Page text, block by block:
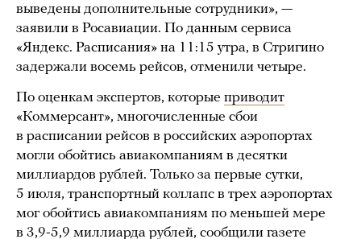
выведены дополнительные сотрудники», —
заявили в Росавиации. По данным сервиса
«Яндекс. Расписания» на 11:15 утра, в Стригино
задержали восемь рейсов, отменили четыре.
По оценкам экспертов, которые приводит
«Коммерсант», многочисленные сбои
в расписании рейсов в российских аэропортах
могли обойтись авиакомпаниям в десятки
миллиардов рублей. Только за первые сутки,
5 июля, транспортный коллапс в трех аэропортах
мог обойтись авиакомпаниям по меньшей мере
в 3,9-5,9 миллиарда рублей, сообщили газете